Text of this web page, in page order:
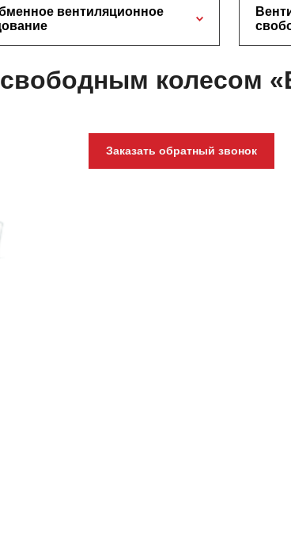
вентиляционное
колесом
Заказать обратный звонок